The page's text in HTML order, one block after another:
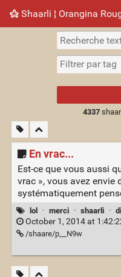
Shaarli ¦ Orangina
Nuage de tags Mur
4337
En vrac...
Est-ce que vous aussi
vrac », vous avez
systématiquement
lol · merci · shaarli ·
October 1, 2014 at
/shaare/p__N9w